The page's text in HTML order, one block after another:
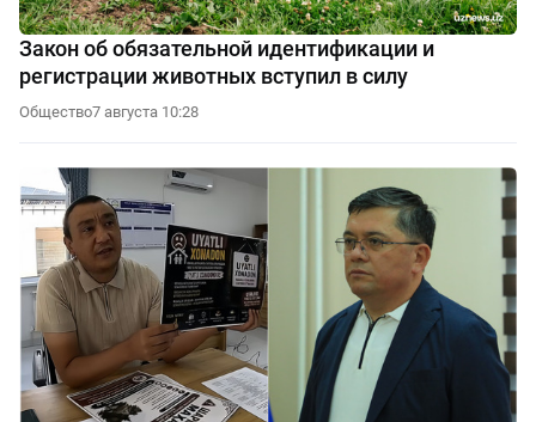
Закон об обязательной идентификации и
регистрации животных вступил в силу
Общество7 августа 10:28